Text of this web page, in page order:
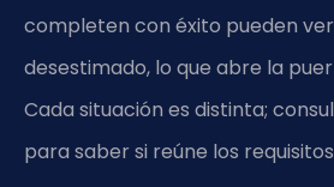
completen con éxito pueden
desestimado, lo que abre la
Cada situación es distinta;
para saber si reúne los